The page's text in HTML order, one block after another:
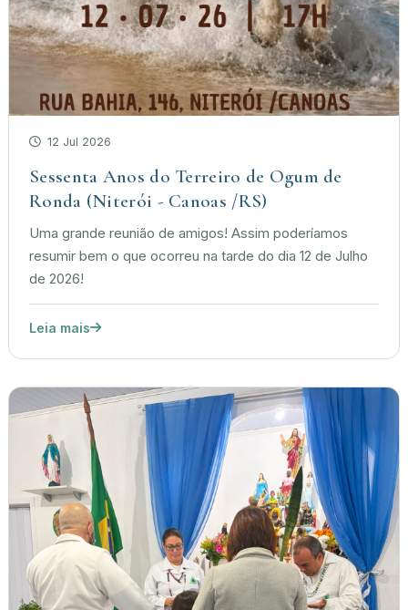
12 Jul 2026
Sessenta Anos do Terreiro de Ogum de
Ronda (Niterói - Canoas /RS)
Uma grande reunião de amigos! Assim poderíamos
resumir bem o que ocorreu na tarde do dia 12 de Julho
de 2026!
Leia mais